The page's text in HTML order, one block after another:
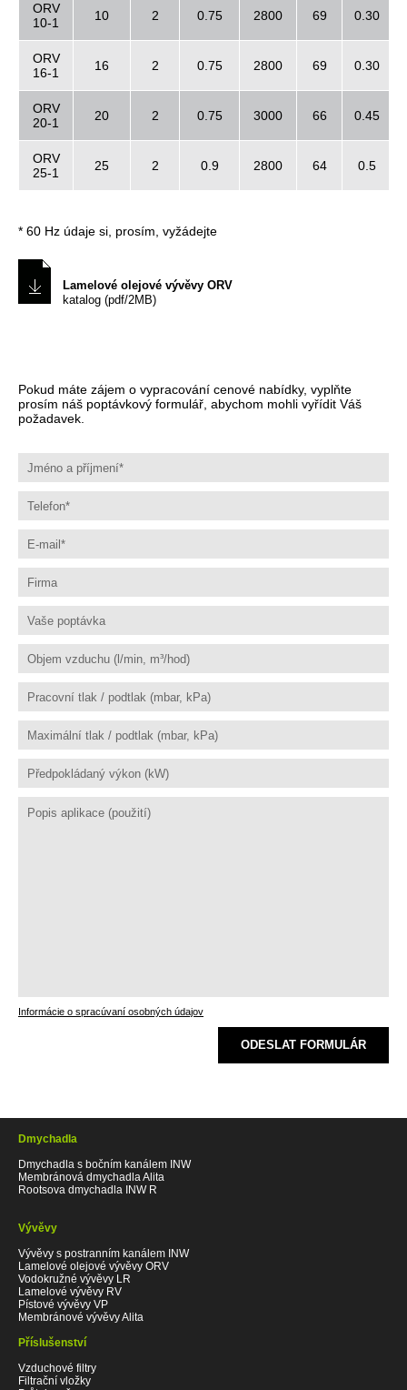
ORV
10-1
10 2 0.75 2800 69 0.30
ORV
16-1
16 2 0.75 2800 69 0.30
ORV
20-1
20 2 0.75 3000 66 0.45
ORV
25-1
25 2 0.9 2800 64 0.5
* 60 Hz údaje si, prosím, vyžádejte
Lamelové olejové vývěvy ORV
katalog (pdf/2MB)
Pokud máte zájem o vypracování cenové nabídky, vyplňte
prosím náš poptávkový formulář, abychom mohli vyřídit Váš
požadavek.
Informácie o spracúvaní osobných údajov
ODESLAT FORMULÁR
Dmychadla
Dmychadla s bočním kanálem INW
Membránová dmychadla Alita
Rootsova dmychadla INW R
Vývěvy
Vývěvy s postranním kanálem INW
Lamelové olejové vývěvy ORV
Vodokružné vývěvy LR
Lamelové vývěvy RV
Pístové vývěvy VP
Membránové vývěvy Alita
Příslušenství
Vzduchové filtry
Filtrační vložky